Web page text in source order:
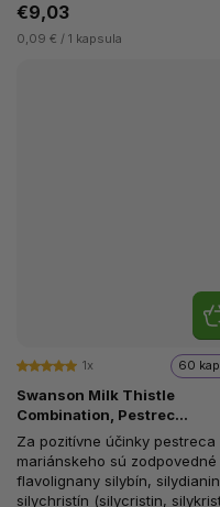
€9,03
0,09 € / 1 kapsula
Swanson Milk Thistle
Combination, Pestrec
mariánsky + 5 bylín, 60
1x 60
Za pozitívne účinky pestreca
mariánskeho sú zodpovedné
flavolignany silybín,
silychristín (silycristin,